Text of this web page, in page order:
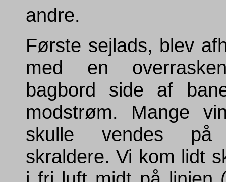
andre.
Første sejlads, blev
med en
bagbord side af
modstrøm. Mange
skulle vendes
skraldere. Vi kom lidt